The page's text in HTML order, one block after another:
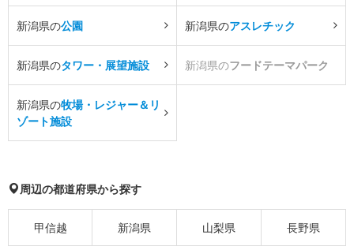
新潟県の公園 新潟県のアスレチック
新潟県のタワー・展望施設 新潟県のフードテーマパーク
新潟県の牧場・レジャー＆リ
ゾート施設
周辺の都道府県から探す
甲信越 新潟県 山梨県 長野県